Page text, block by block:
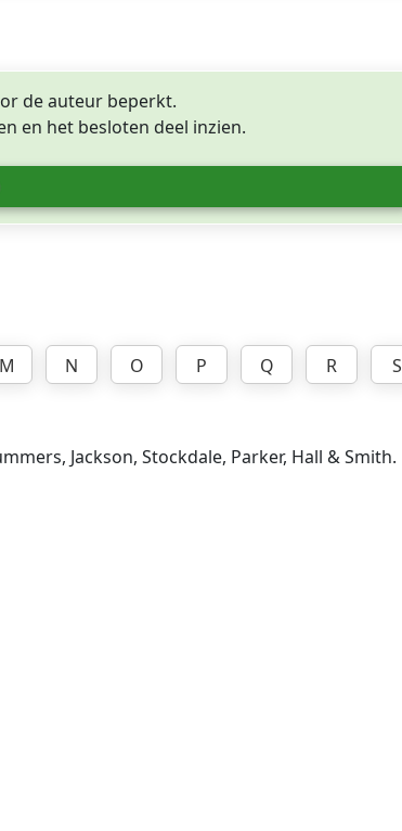
de auteur beperkt.
en het besloten deel inzien.
M N O P Q R S
Jackson, Stockdale, Parker, Hall & Smith.